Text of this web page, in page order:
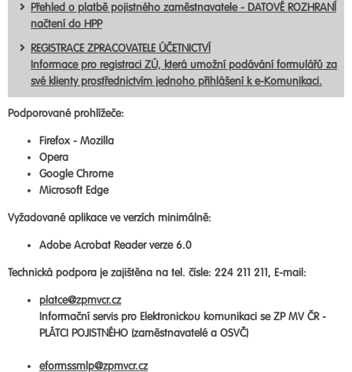
Přehled o platbě pojistného zaměstnavatele - DATOVÉ ROZHRANÍ
načtení do HPP
REGISTRACE ZPRACOVATELE ÚČETNICTVÍ
Informace pro registraci ZÚ, která umožní podávání formulářů za
své klienty prostřednictvím jednoho přihlášení k e-Komunikaci.
Podporované prohlížeče:
Firefox - Mozilla
Opera
Google Chrome
Microsoft Edge
Vyžadované aplikace ve verzích minimálně:
Adobe Acrobat Reader verze 6.0
Technická podpora je zajištěna na tel. čísle: 224 211 211, E-mail:
platce@zpmvcr.cz
Informační servis pro Elektronickou komunikaci se ZP MV ČR -
PLÁTCI POJISTNÉHO (zaměstnavatelé a OSVČ)
eformssmlp@zpmvcr.cz